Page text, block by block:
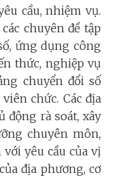
cầu, nhiệm vụ.
chuyên đề tập
ứng dụng công
thức, nghiệp vụ
chuyển đổi số
chức. Các địa
động rà soát, xây
chuyên môn,
yêu cầu của vị
địa phương, cơ